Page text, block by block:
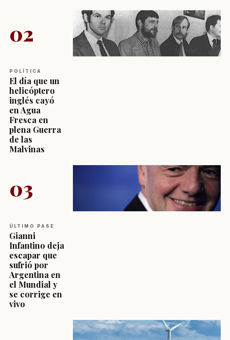
02
POLÍTICA
El día que un
helicóptero
inglés cayó
en Agua
Fresca en
plena Guerra
de las
Malvinas
03
ÚLTIMO PASE
Gianni
Infantino deja
escapar que
sufrió por
Argentina en
el Mundial y
se corrige en
vivo